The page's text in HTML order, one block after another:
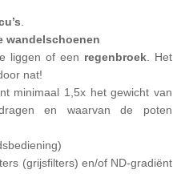
wandelschoenen
liggen of een regenbroek. Het
nat!
minimaal 1,5x het gewicht van
en waarvan de poten
(grijsfilters) en/of ND-gradiënt